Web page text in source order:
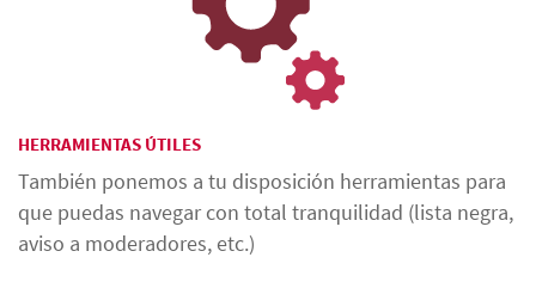
HERRAMIENTAS ÚTILES
También ponemos a tu disposición herramientas para
que puedas navegar con total tranquilidad (lista negra,
aviso a moderadores, etc.)